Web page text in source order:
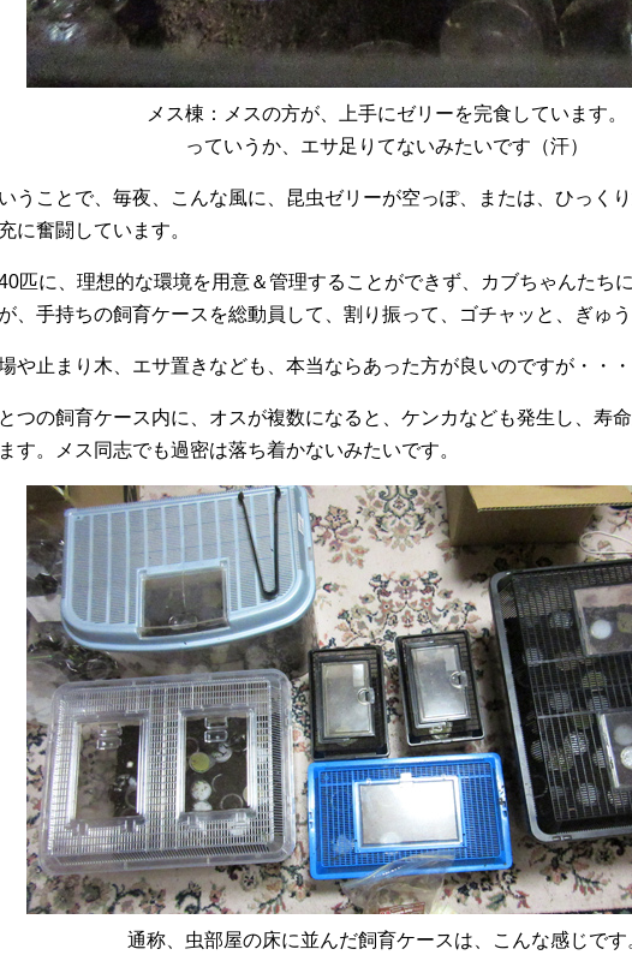
メス棟：メスの方が、上手にゼリーを完食しています。
っていうか、エサ足りてないみたいです（汗）
うことで、毎夜、こんな風に、昆虫ゼリーが空っぽ、または、ひっくり
に奮闘しています。
匹に、理想的な環境を用意＆管理することができず、カブちゃんたち
、手持ちの飼育ケースを総動員して、割り振って、ゴチャッと、ぎゅう
や止まり木、エサ置きなども、本当ならあった方が良いのですが・・・
つの飼育ケース内に、オスが複数になると、ケンカなども発生し、寿
す。メス同志でも過密は落ち着かないみたいです。
通称、虫部屋の床に並んだ飼育ケースは、こんな感じです